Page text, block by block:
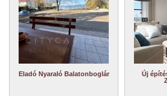
Eladó Nyaraló Balatonboglár
Új